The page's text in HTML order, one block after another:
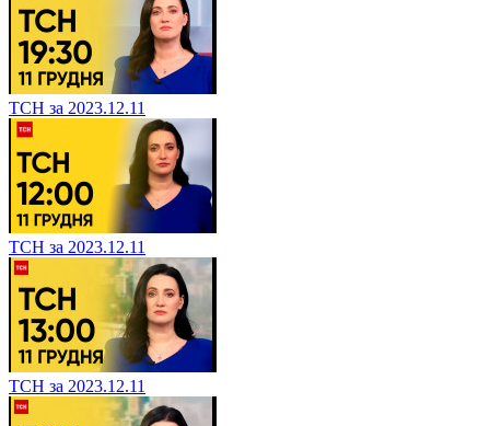
ТСН за 2023.12.11
ТСН за 2023.12.11
ТСН за 2023.12.11